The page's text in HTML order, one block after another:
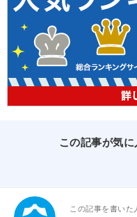
この記事が気
この記事を書いた